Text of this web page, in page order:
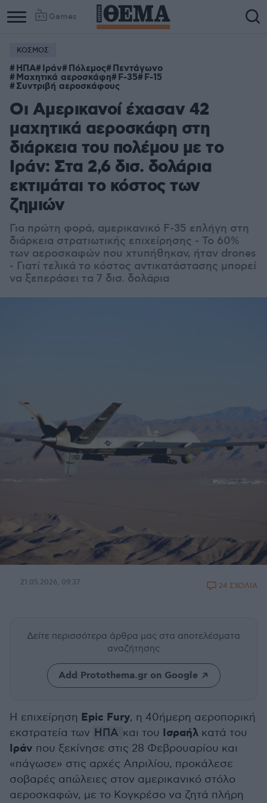
Games
ΚΟΣΜΟΣ
ΗΠΑ Ιράν Πόλεμος Πεντάγωνο
Μαχητικά αεροσκάφη F-35 F-15
Συντριβή αεροσκάφους
Οι Αμερικανοί έχασαν 42
μαχητικά αεροσκάφη στη
διάρκεια του πολέμου με το
Ιράν: Στα 2,6 δισ. δολάρια
εκτιμάται το κόστος των
ζημιών
Για πρώτη φορά, αμερικανικό F-35 επλήγη στη
διάρκεια στρατιωτικής επιχείρησης - Το 60%
των αεροσκαφών που χτυπήθηκαν, ήταν drones
- Γιατί τελικά το κόστος αντικατάστασης μπορεί
να ξεπεράσει τα 7 δισ. δολάρια
21.05.2026, 09:37 24 ΣΧΟΛΙΑ
Δείτε περισσότερα άρθρα μας στα αποτελέσματα
αναζήτησης
Add Protothema.gr on Google
Η επιχείρηση Epic Fury, η 40ήμερη αεροπορική
εκστρατεία των ΗΠΑ και του Ισραήλ κατά του
Ιράν που ξεκίνησε στις 28 Φεβρουαρίου και
«πάγωσε» στις αρχές Απριλίου, προκάλεσε
σοβαρές απώλειες στον αμερικανικό στόλο
αεροσκαφών, με το Κογκρέσο να ζητά πλήρη